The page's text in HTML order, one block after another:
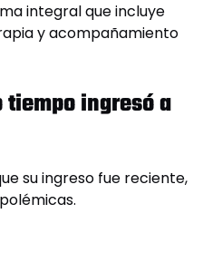
integral que incluye
y acompañamiento
ingresó a
su ingreso fue reciente,